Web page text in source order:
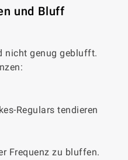
und Bluff
nicht genug geblufft.
Regulars tendieren
Frequenz zu bluffen.